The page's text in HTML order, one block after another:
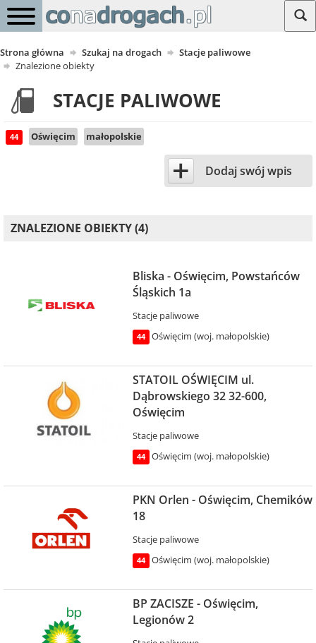
Strona główna Szukaj na drogach
Stacje paliwowe
Znalezione obiekty
STACJE PALIWOWE
44 Oświęcim małopolskie
+ Dodaj swój wpis
ZNALEZIONE OBIEKTY (4)
Bliska - Oświęcim, Powstańców
Śląskich 1a
Stacje paliwowe
44 Oświęcim (woj. małopolskie)
STATOIL OŚWIĘCIM ul.
Dąbrowskiego 32 32-600,
Oświęcim
Stacje paliwowe
44 Oświęcim (woj. małopolskie)
PKN Orlen - Oświęcim, Chemików
18
Stacje paliwowe
44 Oświęcim (woj. małopolskie)
BP ZACISZE - Oświęcim,
Legionów 2